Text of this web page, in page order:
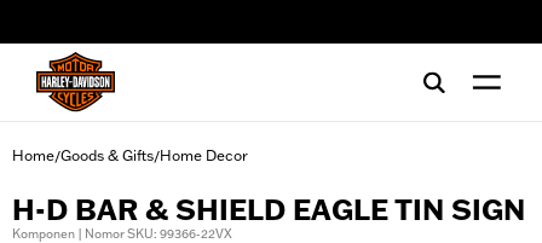
Home/Goods & Gifts/Home Decor
H-D BAR & SHIELD EAGLE TIN SIGN
Komponen | Nomor SKU: 99366-22VX